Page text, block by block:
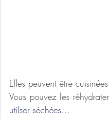
Elles peuvent être
Vous pouvez les réhydrater
utilser séchées...